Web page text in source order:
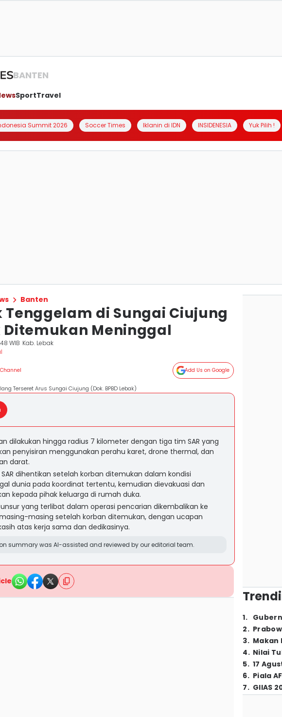
BANTEN
SportTravel
Summit 2026 Soccer Times Iklanin di IDN INSIDENESIA Yuk Pilih !
Banten
Tenggelam di Sungai Ciujung
Ditemukan Meninggal
WIB Kab. Lebak
Channel Add Us on Google
Terseret Arus Sungai Ciujung (Dok. BPBD Lebak)
dilakukan hingga radius 7 kilometer dengan tiga tim SAR yang
penyisiran menggunakan perahu karet, drone thermal, dan
darat.
dihentikan setelah korban ditemukan dalam kondisi
dunia pada koordinat tertentu, kemudian dievakuasi dan
kepada pihak keluarga di rumah duka.
yang terlibat dalam operasi pencarian dikembalikan ke
masing setelah korban ditemukan, dengan ucapan
atas kerja sama dan dedikasinya.
summary was AI-assisted and reviewed by our editorial team.
1.
2.
3. Makan
4. Nilai
5. 17
6. Piala
7. GIIAS